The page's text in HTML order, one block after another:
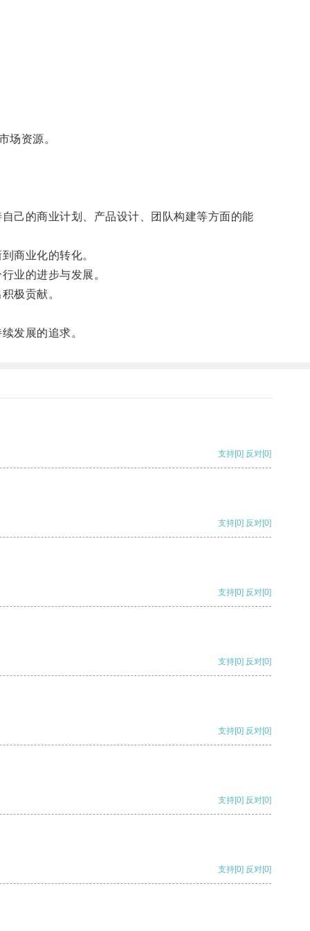
场资源。
己的商业计划、产品设计、团队构建等方面的能
商业化的转化。
业的进步与发展。
极贡献。
发展的追求。
支持[0] 反对[0]
支持[0] 反对[0]
支持[0] 反对[0]
支持[0] 反对[0]
支持[0] 反对[0]
支持[0] 反对[0]
支持[0] 反对[0]